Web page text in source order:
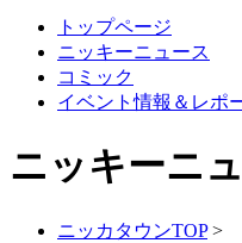
トップページ
ニッキーニュース
コミック
イベント情報＆レポ
ニッキーニ
ニッカタウンTOP>